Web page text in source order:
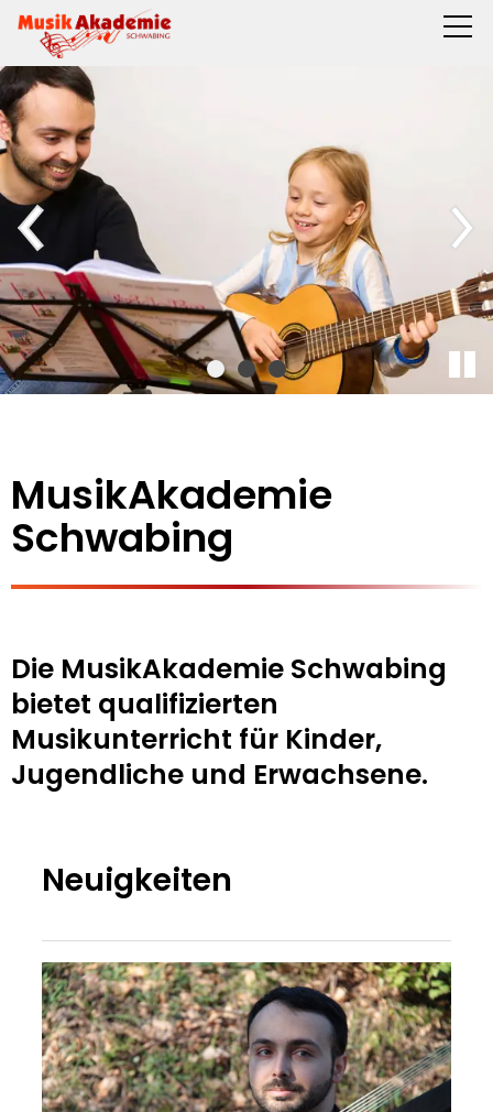
MusikAkademie
Schwabing
Die MusikAkademie Schwabing
bietet qualifizierten
Musikunterricht für Kinder,
Jugendliche und Erwachsene.
Neuigkeiten